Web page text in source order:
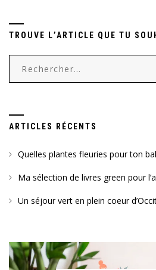
TROUVE L’ARTICLE QUE TU
Rechercher :
ARTICLES RÉCENTS
Quelles plantes fleuries pour ton
Ma sélection de livres green pour
Un séjour vert en plein coeur